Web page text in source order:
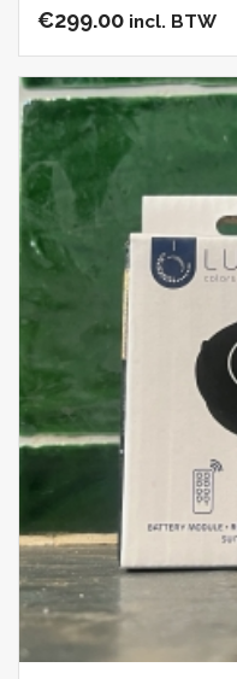
€299.00 incl. BTW